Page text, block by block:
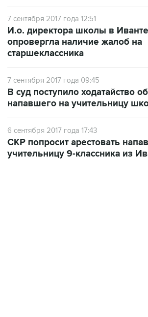
7 сентября 2017 года 12:51
И.о. директора школы в
опровергла наличие жалоб на
старшеклассника
7 сентября 2017 года 09:45
В суд поступило ходатайство
напавшего на учительницу
6 сентября 2017 года 17:43
СКР попросит арестовать
учительницу 9-классника из